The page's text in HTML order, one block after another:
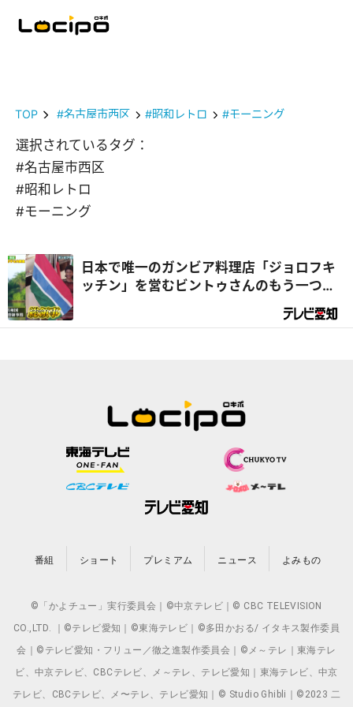
TOP #名古屋市西区 #昭和レトロ #モーニング
選択されているタグ：
#名古屋市西区
#昭和レトロ
#モーニング
日本で唯一のガンビア料理店「ジョロフキ
ッチン」を営むビントゥさんのもう一つの
顔は『総領事』⁉｜デラメチャ気になる！
番組 ショート プレミアム ニュース よみもの
©「かよチュー」実行委員会｜©中京テレビ｜© CBC TELEVISION
CO.,LTD. ｜©テレビ愛知｜©東海テレビ｜©多田かおる/ イタキス製作委員
会｜©テレビ愛知・フリュー／徹之進製作委員会｜©メ～テレ｜東海テレ
ビ、中京テレビ、CBCテレビ、メ～テレ、テレビ愛知｜東海テレビ、中京
テレビ、CBCテレビ、メ〜テレ、テレビ愛知｜© Studio Ghibli｜©2023 二